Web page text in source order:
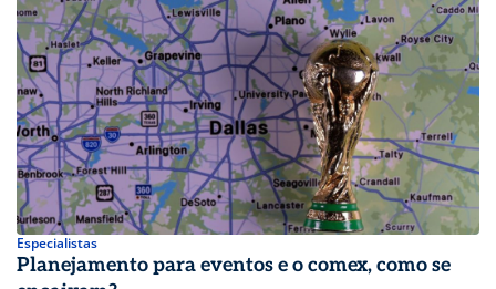
Especialistas
Planejamento para eventos e o comex, como se